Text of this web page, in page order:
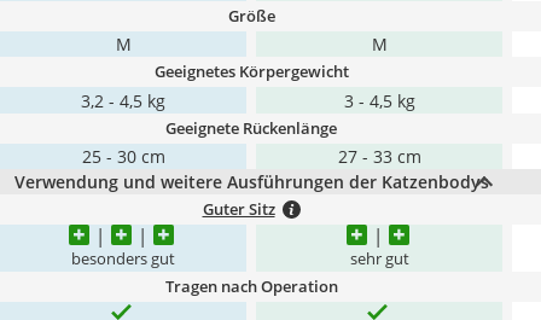
Größe
M M
Geeignetes Körpergewicht
3,2 - 4,5 kg 3 - 4,5 kg
Geeignete Rückenlänge
25 - 30 cm
27 - 33 cm
Verwendung und weitere Ausführungen der Katzenbodys
Guter Sitz
besonders gut sehr gut
Tragen nach Operation